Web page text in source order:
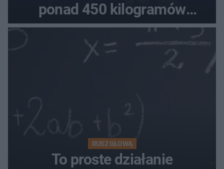
ponad 450 kilogramów
towaru
RUSZ GŁOWĄ
To proste działanie